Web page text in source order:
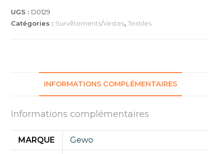
UGS : D0129
Catégories : Survêtements/Vestes,Textiles
INFORMATIONS COMPLÉMENTAIRES
Informations complémentaires
MARQUE Gewo